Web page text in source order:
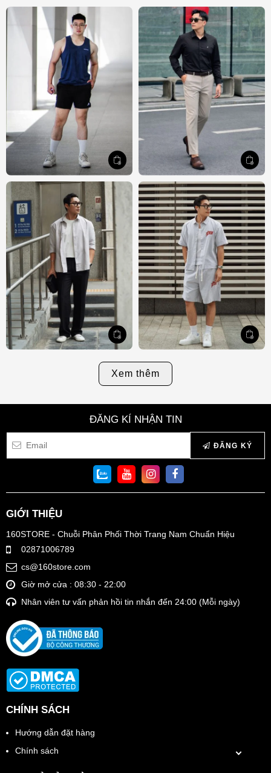
Xem thêm
ĐĂNG KÍ NHẬN TIN
ĐĂNG KÝ
GIỚI THIỆU
160STORE - Chuỗi Phân Phối Thời Trang Nam Chuẩn Hiệu
02871006789
cs@160store.com
Giờ mở cửa : 08:30 - 22:00
Nhân viên tư vấn phản hồi tin nhắn đến 24:00 (Mỗi ngày)
CHÍNH SÁCH
Hướng dẫn đặt hàng
Chính sách